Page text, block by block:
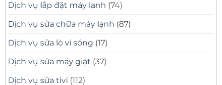
Dịch vụ lắp đặt máy lạnh (74)
Dịch vụ sửa chữa máy lạnh (87)
Dịch vụ sửa lò vi sóng (17)
Dịch vụ sửa máy giặt (37)
Dịch vụ sửa tivi (112)